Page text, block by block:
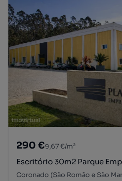
290 €9,67 €/m²
Escritório 30m2 Parque
Coronado (São Romão e São